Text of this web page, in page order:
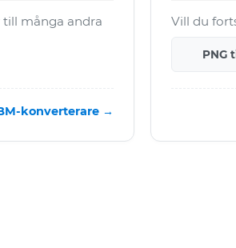
många andra
konverterare →
Vill du
PNG